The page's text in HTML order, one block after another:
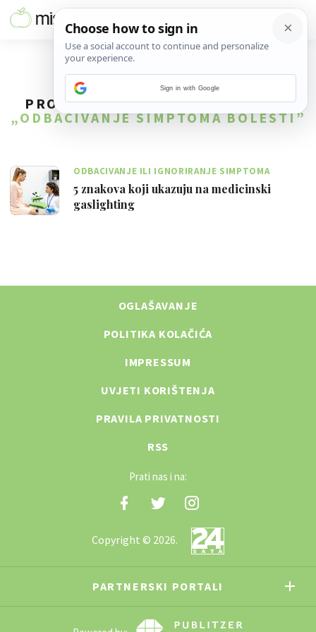
PRONAĐENO1REZULTATA ZA TAG
„ODBACIVANJE SIMPTOMA BOLESTI”
ODBACIVANJE ILI IGNORIRANJE SIMPTOMA
5 znakova koji ukazuju na medicinski
gaslighting
OGLAŠAVANJE
POLITIKA KOLAČIĆA
IMPRESSUM
UVJETI KORIŠTENJA
PRAVILA PRIVATNOSTI
RSS
Prati nas i na:
Copyright © 2026.
PARTNERSKI PORTALI
Sign in with Google